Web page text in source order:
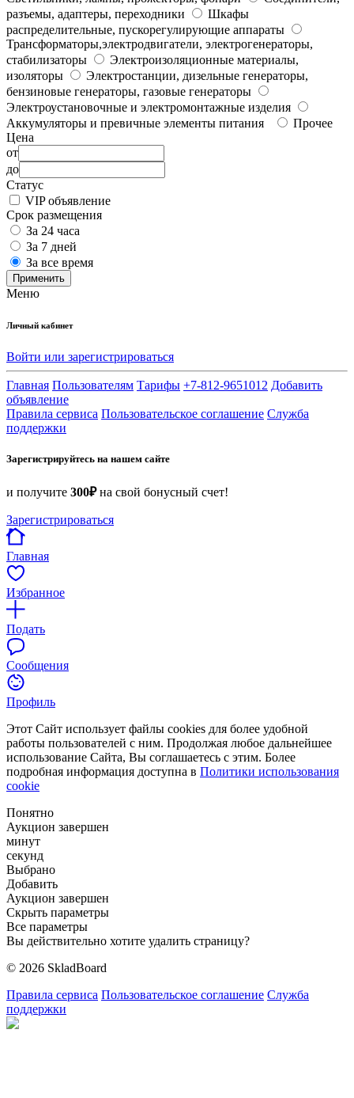
разъемы, адаптеры, переходники
Шкафы
распределительные, пускорегулирующие аппараты
Трансформаторы,электродвигатели, электрогенераторы,
стабилизаторы
Электроизоляционные материалы,
изоляторы
Электростанции, дизельные генераторы,
бензиновые генераторы, газовые генераторы
Электроустановочные и электромонтажные изделия
Аккумуляторы и превичные элементы питания
Прочее
Цена
от
до
Статус
VIP объявление
Срок размещения
За 24 часа
За 7 дней
За все время
Применить
Меню
Личный кабинет
Войти или зарегистрироваться
Главная Пользователям Тарифы +7-812-9651012 Добавить
объявление
Правила сервиса Пользовательское соглашение Служба
поддержки
Зарегистрируйтесь на нашем сайте
и получите 300₽на свой бонусный счет!
Зарегистрироваться
Главная
Избранное
Подать
Сообщения
Профиль
Этот Сайт использует файлы cookies для более удобной
работы пользователей с ним. Продолжая любое дальнейшее
использование Сайта, Вы соглашаетесь с этим. Более
подробная информация доступна в Политики использования
cookie
Понятно
Аукцион завершен
минут
секунд
Выбрано
Добавить
Аукцион завершен
Скрыть параметры
Все параметры
Вы действительно хотите удалить страницу?
© 2026 SkladBoard
Правила сервиса Пользовательское соглашение Служба
поддержки